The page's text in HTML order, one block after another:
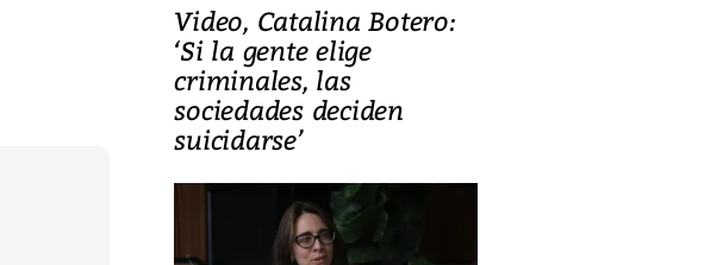
Video, Catalina Botero:
‘Si la gente elige
criminales, las
sociedades deciden
suicidarse’